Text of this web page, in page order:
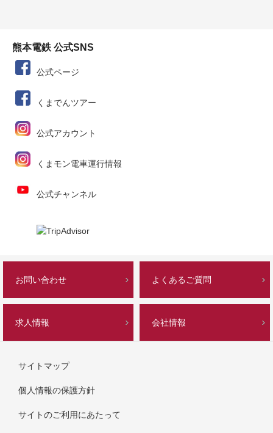
熊本電鉄 公式SNS
公式ページ
くまでんツアー
公式アカウント
くまモン電車運行情報
公式チャンネル
お問い合わせ よくあるご質問
求人情報 会社情報
サイトマップ
個人情報の保護方針
サイトのご利用にあたって